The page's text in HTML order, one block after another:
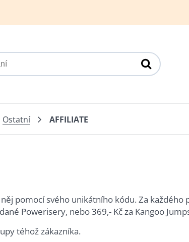
Ostatní AFFILIATE
pomocí svého unikátního kódu. Za každého
Powerisery, nebo 369,- Kč za Kangoo
téhož zákazníka.